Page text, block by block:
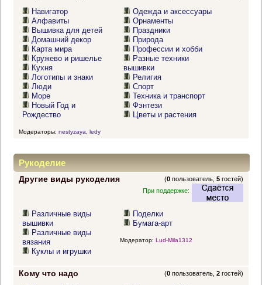
Навигатор
Алфавиты
Вышивка для детей
Домашний декор
Карта мира
Кружево и ришелье
Кухня
Логотипы и знаки
Люди
Море
Новый Год и
Рождество
Одежда и аксессуары
Орнаменты
Праздники
Природа
Профессии и хобби
Разные техники
вышивки
Религия
Спорт
Техника и транспорт
Фэнтези
Цветы и растения
Модераторы: nestyzaya ledy
Рукоделие
Другие виды рукоделия (0 пользователь,5 гостей)
При поддержке:
Различные виды
вышивки
Различные виды
вязания
Куклы и игрушки
Поделки
Бумага-арт
Модератор: Lud-Mila1312
Кому что надо (0 пользователь,2 гостей)